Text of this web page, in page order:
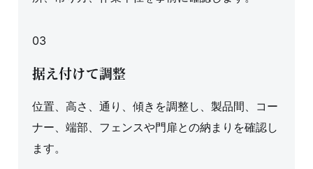
03
据え付けて調整
位置、高さ、通り、傾きを調整し、製品間、コー
ナー、端部、フェンスや門扉との納まりを確認し
ます。